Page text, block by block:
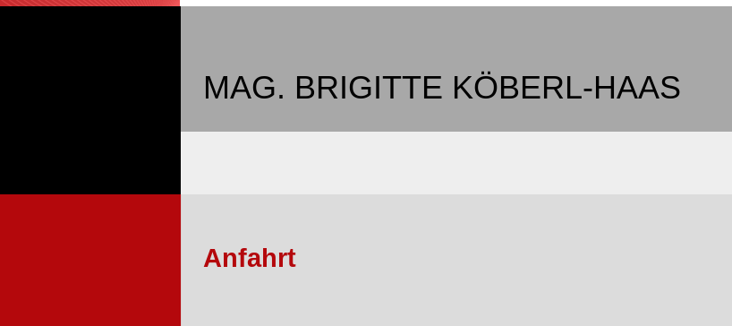
MAG. BRIGITTE KÖBERL-HAAS
Anfahrt